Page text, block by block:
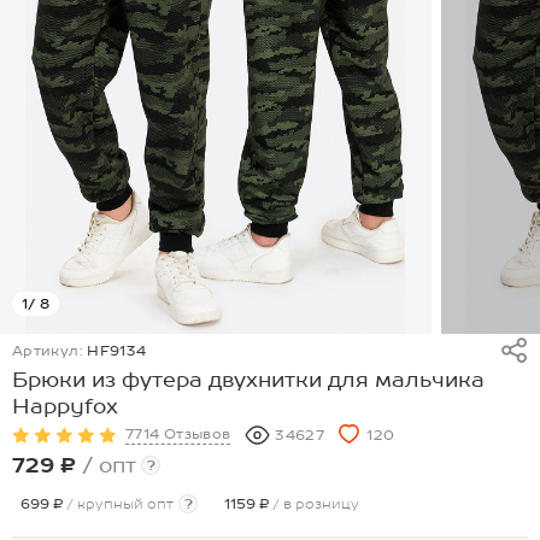
1/ 8
Артикул: HF9134
Брюки из футера двухнитки для мальчика
Happyfox
7714 Отзывов 34627 120
729 ₽ / опт ?
699 ₽ / крупный опт ? 1159 ₽ / в розницу